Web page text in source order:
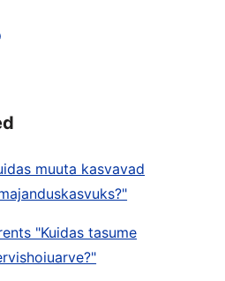
muuta kasvavad
"Kuidas tasume